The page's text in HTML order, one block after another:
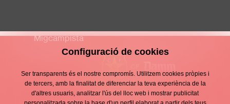
Migcampista
Configuració de cookies
Ser transparents és el nostre compromís. Utilitzem cookies pròpies i
de tercers, amb la finalitat de diferenciar la teva experiència de la
d'altres usuaris, analitzar l'ús del lloc web i mostrar publicitat